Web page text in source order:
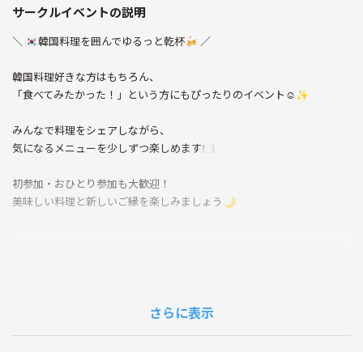
サークルイベントの説明
＼ 🇰🇷韓国料理を囲んでゆるっと乾杯🍻 ／
韓国料理好きな方はもちろん、
「食べてみたかった！」という方にもぴったりのイベント☺️✨
みんなで料理をシェアしながら、
気になるメニューを少しずつ楽しめます🍽️
初参加・おひとり参加も大歓迎！
美味しい料理と新しいご縁を楽しみましょう🌙
さらに表示